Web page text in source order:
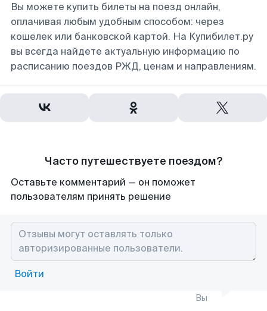
Вы можете купить билеты на поезд онлайн,
оплачивая любым удобным способом: через
кошелек или банковской картой. На Купибилет.ру
вы всегда найдете актуальную информацию по
расписанию поездов РЖД, ценам и направлениям.
Часто путешествуете поездом?
Оставьте комментарий — он поможет
пользователям принять решение
Войти
Вы